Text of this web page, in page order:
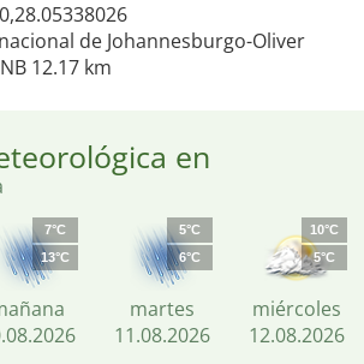
de Johannesburgo-Oliver
12.17 km
en
7°C
13°C
5°C
6°C
martes
11.08.2026
10°C
5°C
miércoles
12.08.2026